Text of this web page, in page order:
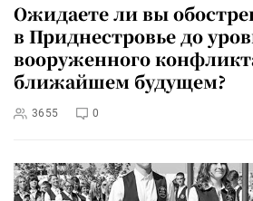
Ожидаете ли вы
в Приднестровье до
вооруженного
ближайшем будущем?
3655 0